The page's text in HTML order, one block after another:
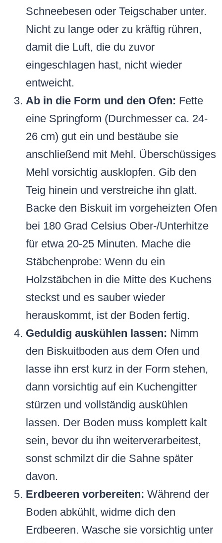
Schneebesen oder Teigschaber unter.
Nicht zu lange oder zu kräftig rühren,
damit die Luft, die du zuvor
eingeschlagen hast, nicht wieder
entweicht.
Ab in die Form und den Ofen: Fette
eine Springform (Durchmesser ca. 24-
26 cm) gut ein und bestäube sie
anschließend mit Mehl. Überschüssiges
Mehl vorsichtig ausklopfen. Gib den
Teig hinein und verstreiche ihn glatt.
Backe den Biskuit im vorgeheizten Ofen
bei 180 Grad Celsius Ober-/Unterhitze
für etwa 20-25 Minuten. Mache die
Stäbchenprobe: Wenn du ein
Holzstäbchen in die Mitte des Kuchens
steckst und es sauber wieder
herauskommt, ist der Boden fertig.
Geduldig auskühlen lassen: Nimm
den Biskuitboden aus dem Ofen und
lasse ihn erst kurz in der Form stehen,
dann vorsichtig auf ein Kuchengitter
stürzen und vollständig auskühlen
lassen. Der Boden muss komplett kalt
sein, bevor du ihn weiterverarbeitest,
sonst schmilzt dir die Sahne später
davon.
Erdbeeren vorbereiten: Während der
Boden abkühlt, widme dich den
Erdbeeren. Wasche sie vorsichtig unter